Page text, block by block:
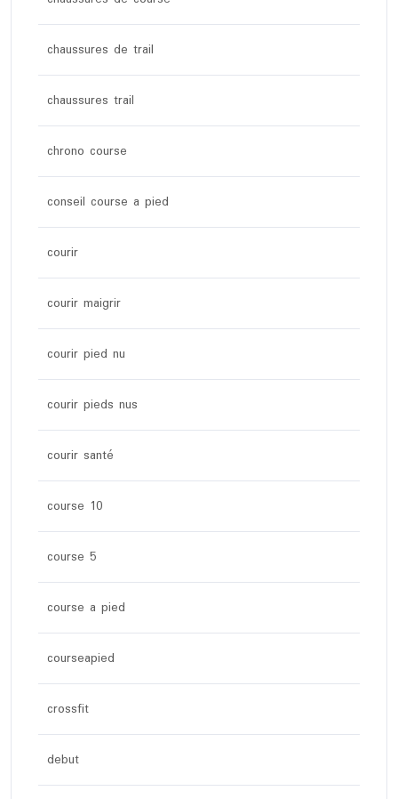
chaussures de trail
chaussures trail
chrono course
conseil course a pied
courir
courir maigrir
courir pied nu
courir pieds nus
courir santé
course 10
course 5
course a pied
courseapied
crossfit
debut